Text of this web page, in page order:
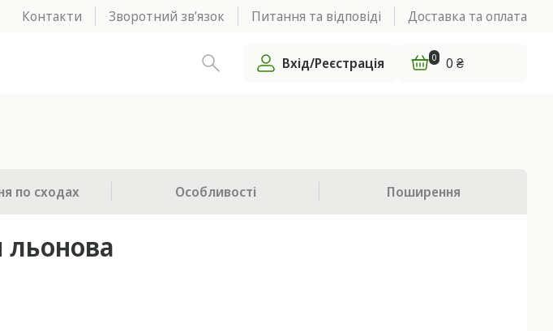
Контакти Зворотний зв’язок Питання та відповіді Доставка та оплата
Вхід/Реєстрація 0 0 ₴
по сходах Особливості Поширення